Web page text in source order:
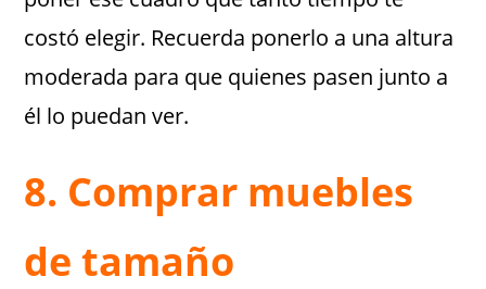
costó elegir. Recuerda ponerlo a una altura
moderada para que quienes pasen junto a
él lo puedan ver.
8. Comprar muebles
de tamaño